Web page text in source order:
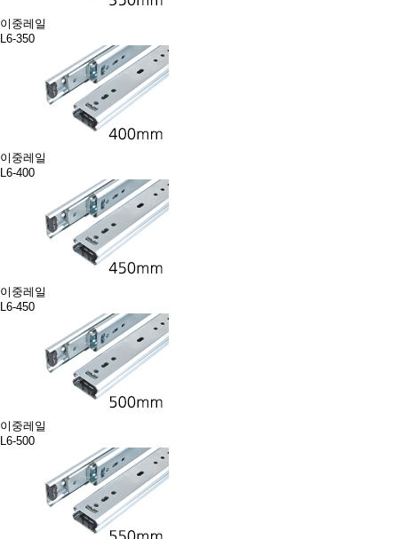
이중레일
L6-350
이중레일
L6-400
이중레일
L6-450
이중레일
L6-500